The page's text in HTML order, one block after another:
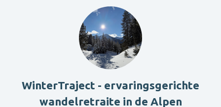
WinterTraject - ervaringsgerichte
wandelretraite in de Alpen